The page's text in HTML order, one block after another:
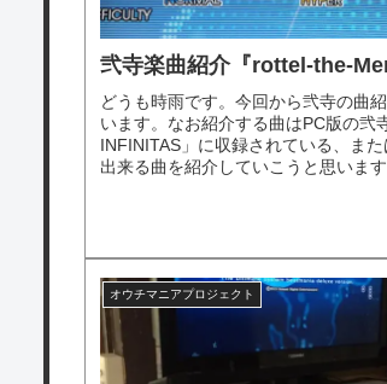
弐寺楽曲紹介『rottel-the-
どうも時雨です。今回から弐寺の曲
います。なお紹介する曲はPC版の
INFINITAS」に収録されている、ま
出来る曲を紹介していこうと思いま
オウチマニアプロジェクト